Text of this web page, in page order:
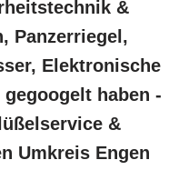
&
Panzerriegel,
Elektronische
haben -
&
Umkreis Engen